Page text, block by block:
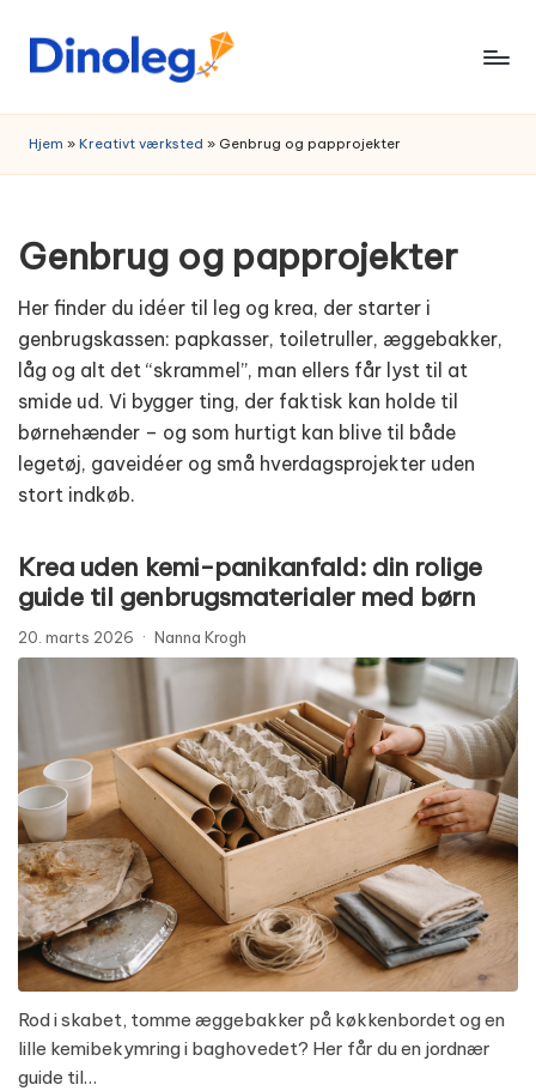
content
Hjem » Kreativt værksted » Genbrug og papprojekter
Genbrug og papprojekter
Her finder du idéer til leg og krea, der starter i
genbrugskassen: papkasser, toiletruller, æggebakker,
låg og alt det “skrammel”, man ellers får lyst til at
smide ud. Vi bygger ting, der faktisk kan holde til
børnehænder – og som hurtigt kan blive til både
legetøj, gaveidéer og små hverdagsprojekter uden
stort indkøb.
Krea uden kemi-panikanfald: din rolige
guide til genbrugsmaterialer med børn
20. marts 2026 · Nanna Krogh
Rod i skabet, tomme æggebakker på køkkenbordet og en
lille kemibekymring i baghovedet? Her får du en jordnær
guide til…